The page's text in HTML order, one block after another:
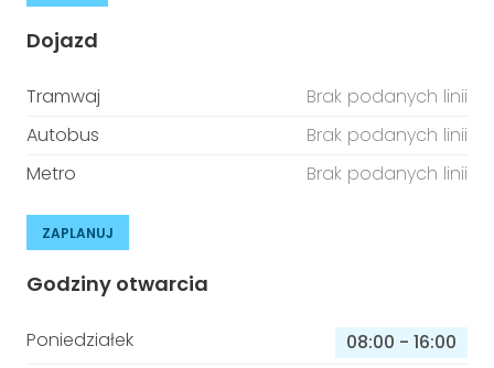
Dojazd
Tramwaj
Brak podanych linii
Autobus
Brak podanych linii
Metro
Brak podanych linii
ZAPLANUJ
Godziny otwarcia
Poniedziałek 08:00 - 16:00